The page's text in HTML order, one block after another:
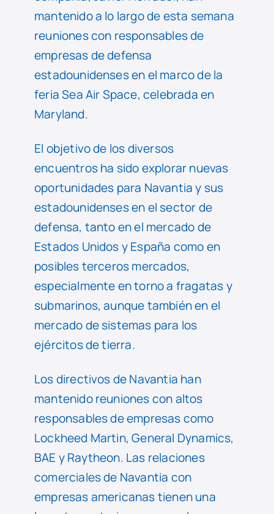
mantenido a lo largo de esta semana
reuniones con responsables de
empresas de defensa
estadounidenses en el marco de la
feria Sea Air Space, celebrada en
Maryland.
El objetivo de los diversos
encuentros ha sido explorar nuevas
oportunidades para Navantia y sus
estadounidenses en el sector de
defensa, tanto en el mercado de
Estados Unidos y España como en
posibles terceros mercados,
especialmente en torno a fragatas y
submarinos, aunque también en el
mercado de sistemas para los
ejércitos de tierra.
Los directivos de Navantia han
mantenido reuniones con altos
responsables de empresas como
Lockheed Martin, General Dynamics,
BAE y Raytheon. Las relaciones
comerciales de Navantia con
empresas americanas tienen una